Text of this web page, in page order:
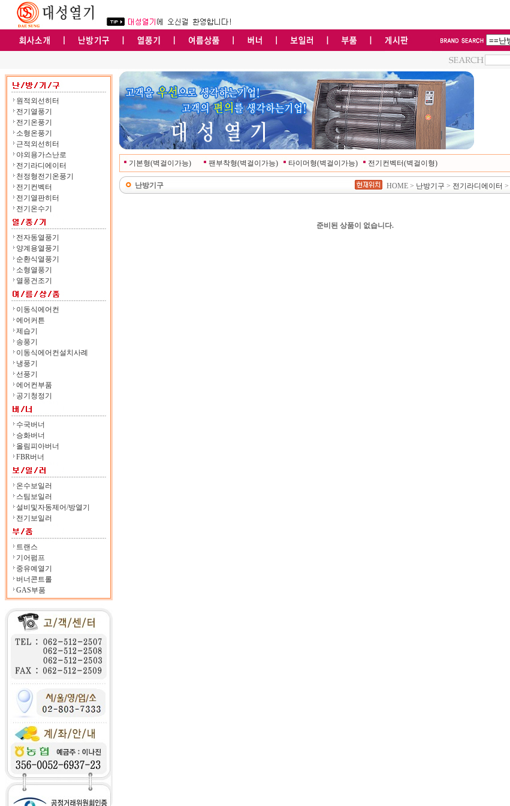
원적외선히터
전기열풍기
전기온풍기
소형온풍기
근적외선히터
야외용가스난로
전기라디에이터
천정형전기온풍기
전기컨벡터
전기열판히터
전기온수기
전자동열풍기
양계용열풍기
순환식열풍기
소형열풍기
열풍건조기
이동식에어컨
에어커튼
제습기
송풍기
이동식에어컨설치사례
냉풍기
선풍기
에어컨부품
공기청정기
수국버너
승화버너
올림피아버너
FBR버너
온수보일러
스팀보일러
설비및자동제어/방열기
전기보일러
트랜스
기어펌프
중유예열기
버너콘트롤
GAS부품
기본형(벽걸이가능) 팬부착형(벽걸이가능) 타이머형(벽걸이가능) 전기컨벡터(벽걸이형)
난방기구 HOME > 난방기구 > 전기라디에이터 >
준비된 상품이 없습니다.